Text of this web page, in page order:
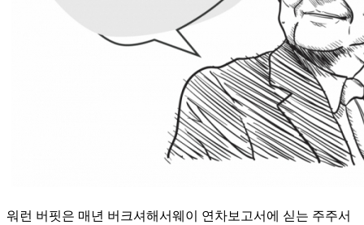
워런 버핏은 매년 버크셔해서웨이 연차보고서에 싣는 주주서